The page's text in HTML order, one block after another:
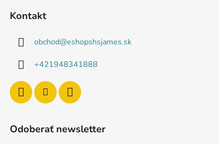
Kontakt
obchod@eshopshsjames.sk
+421948341888
Odoberať newsletter